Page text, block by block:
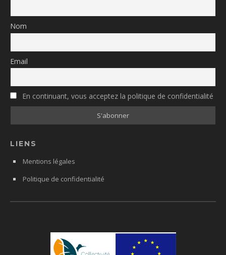
Nom
Email
En continuant, vous acceptez la politique de confidentialité
LIENS
Mentions légales
Politique de confidentialité